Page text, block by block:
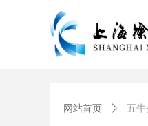
网站首页 ꄲ 五